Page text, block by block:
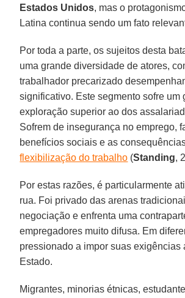
Estados Unidos, mas o
Latina continua sendo um fato
Por toda a parte, os sujeitos desta
uma grande diversidade de atores,
trabalhador precarizado
significativo. Este segmento sofre um
exploração superior ao dos
Sofrem de insegurança no emprego,
benefícios sociais e as
flexibilização do trabalho (Standing,
Por estas razões, é particularmente
rua. Foi privado das arenas
negociação e enfrenta uma
empregadores muito difusa. Em
pressionado a impor suas exigências
Estado.
Migrantes, minorias étnicas,